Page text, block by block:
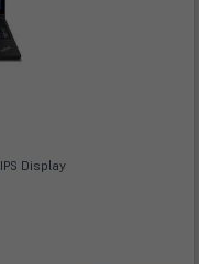
IPS Display